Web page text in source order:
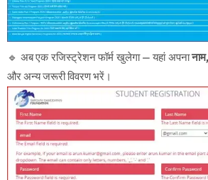
🔹 अब एक रजिस्ट्रेशन फॉर्म खुलेगा — यहां अपना
और अन्य जरूरी विवरण भरें।